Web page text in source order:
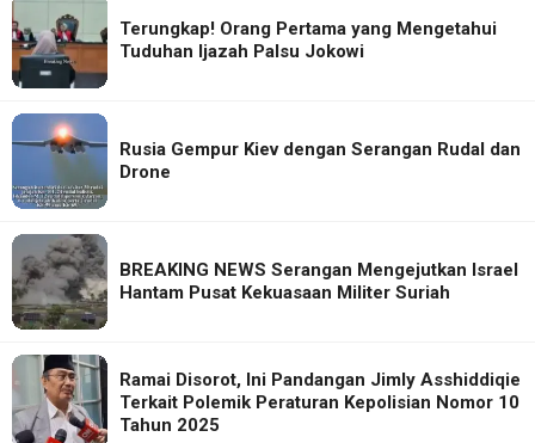
Terungkap! Orang Pertama yang Mengetahui
Tuduhan Ijazah Palsu Jokowi
Rusia Gempur Kiev dengan Serangan Rudal dan
Drone
BREAKING NEWS Serangan Mengejutkan Israel
Hantam Pusat Kekuasaan Militer Suriah
Ramai Disorot, Ini Pandangan Jimly Asshiddiqie
Terkait Polemik Peraturan Kepolisian Nomor 10
Tahun 2025